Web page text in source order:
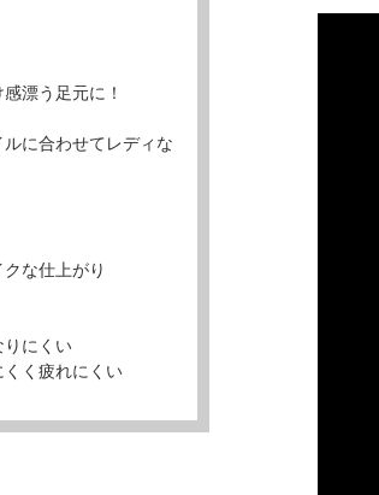
漂う足元に！
に合わせてレディな
な仕上がり
りにくい
くく疲れにくい